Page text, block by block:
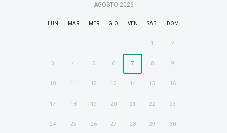
AGOSTO 2026
LUN MAR MER GIO VEN SAB DOM
1 2
3 4 5 6 7 8 9
10 11 12 13 14 15 16
17 18 19 20 21 22 23
24 25 26 27 28 29 30